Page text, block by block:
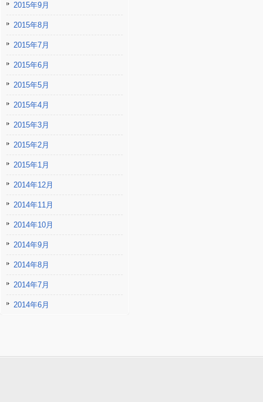
2015年9月
2015年8月
2015年7月
2015年6月
2015年5月
2015年4月
2015年3月
2015年2月
2015年1月
2014年12月
2014年11月
2014年10月
2014年9月
2014年8月
2014年7月
2014年6月